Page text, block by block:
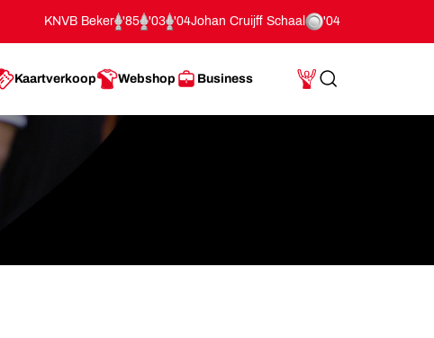
KNVB Beker '85 '03 '04Johan Cruijff Schaal '04
Kaartverkoop Webshop Business
Mijn Account
Search